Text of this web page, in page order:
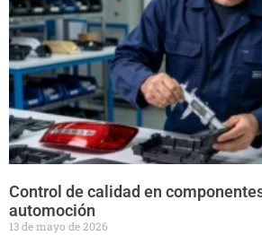
Control de calidad en
automoción
13 de mayo de 2026